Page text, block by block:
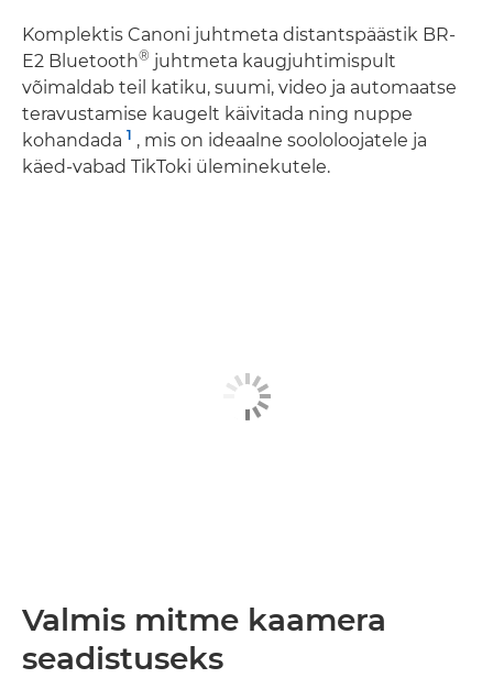
Komplektis Canoni juhtmeta distantspäästik BR-
E2 Bluetooth® juhtmeta kaugjuhtimispult
võimaldab teil katiku, suumi, video ja automaatse
teravustamise kaugelt käivitada ning nuppe
kohandada 1 , mis on ideaalne soololoojatele ja
käed-vabad TikToki üleminekutele.
Valmis mitme kaamera
seadistuseks